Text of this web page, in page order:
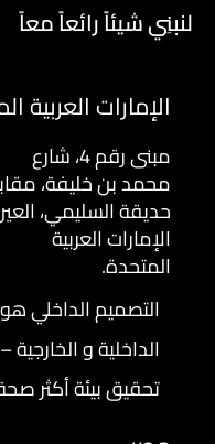
لنبنِي شيئاً رائعاً معاً
الإمارات العربية
مبنى رقم 4، شارع
محمد بن خليفة،
حديقة السليمي،
الإمارات العربية
المتحدة.
التصميم الداخلي
الداخلية و
تحقيق بيئة أكثر